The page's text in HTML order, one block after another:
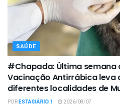
SAÚDE
#Chapada: Última semana
Vacinação Antirrábica
diferentes localidades de
PORESTAGIÁRIO 1 2026/08/07